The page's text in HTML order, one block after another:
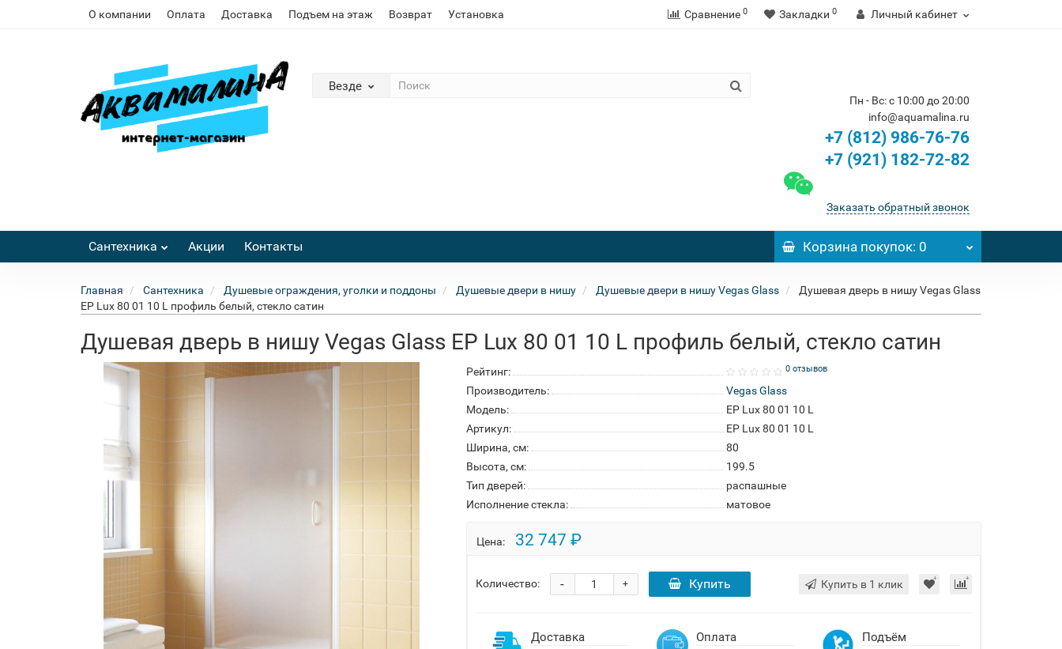
О компании Оплата Доставка Подъем на этаж Возврат Установка Сравнение 0 Закладки 0 Личный кабинет
Везде
Пн - Вс: с 10:00 до 20:00
info@aquamalina.ru
+7 (812) 986-76-76
+7 (921) 182-72-82
Заказать обратный звонок
Сантехника Акции Контакты Корзинапокупок: 0
Главная Сантехника Душевые ограждения, уголки и поддоны Душевые двери в нишу Душевые двери в нишу Vegas Glass
Душевая дверь в нишу Vegas Glass
EP Lux 80 01 10 L профиль белый, стекло сатин
Душевая дверь в нишу Vegas Glass EP Lux 80 01 10 L профиль белый, стекло сатин
Рейтинг: 0 отзывов
Производитель:
Vegas Glass
Модель:
EP Lux 80 01 10 L
Артикул:
EP Lux 80 01 10 L
Ширина, см:
80
Высота, см:
199.5
Тип дверей:
распашные
Исполнение стекла:
матовое
Цена: 32 747 ₽
Количество: +
- Купить Купить в 1 клик
Доставка Оплата Подъём